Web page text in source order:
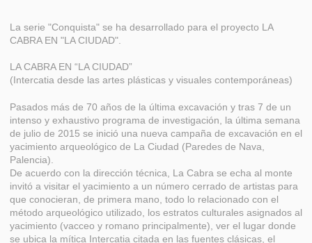
La serie "Conquista" se ha desarrollado para el proyecto LA
CABRA EN "LA CIUDAD".
LA CABRA EN “LA CIUDAD”
(Intercatia desde las artes plásticas y visuales contemporáneas)
Pasados más de 70 años de la última excavación y tras 7 de un
intenso y exhaustivo programa de investigación, la última semana
de julio de 2015 se inició una nueva campaña de excavación en el
yacimiento arqueológico de La Ciudad (Paredes de Nava,
Palencia).
De acuerdo con la dirección técnica, La Cabra se echa al monte
invitó a visitar el yacimiento a un número cerrado de artistas para
que conocieran, de primera mano, todo lo relacionado con el
método arqueológico utilizado, los estratos culturales asignados al
yacimiento (vacceo y romano principalmente), ver el lugar donde
se ubica la mítica Intercatia citada en las fuentes clásicas, el